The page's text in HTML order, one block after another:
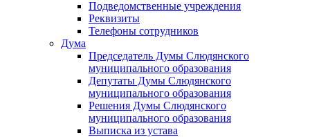
Подведомственные учреждения
Реквизиты
Телефоны сотрудников
Дума
Председатель Думы Слюдянского
муниципального образования
Депутаты Думы Слюдянского
муниципального образования
Решения Думы Слюдянского
муниципального образования
Выписка из устава